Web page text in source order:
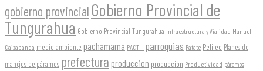
gobierno provincial Gobierno Provincial de
Tungurahua Gobierno Provincial Tungurahua Infraestructura y Vialidad Manuel
Caizabanda medio ambiente pachamama PACT II parroquias Patate Pelileo Planes de
manejos de páramos prefectura produccion producción Productividad páramos